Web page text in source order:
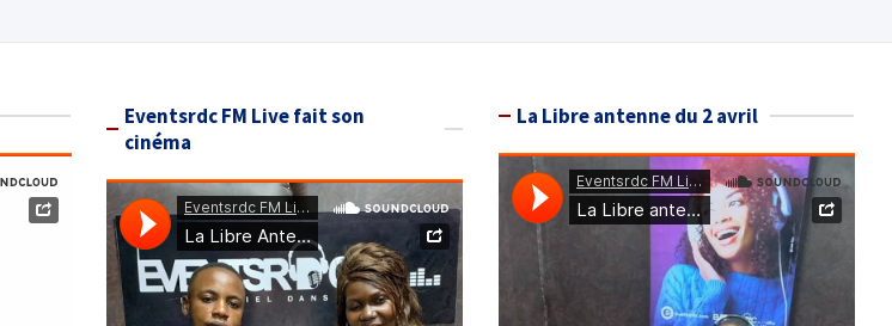
Eventsrdc FM Live fait son
cinéma
La Libre antenne du 2 avril